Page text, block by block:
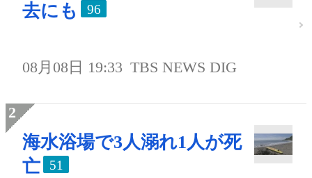
去にも
96
08月08日 19:33 TBS NEWS DIG
海水浴場で3人溺れ1人が死
亡
51